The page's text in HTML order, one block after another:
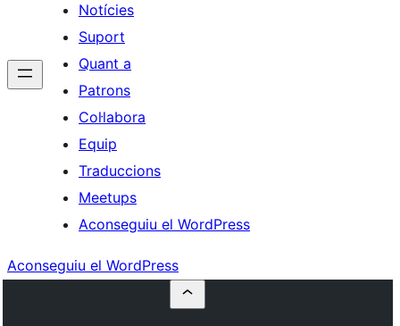
Notícies
Suport
Quant a
Patrons
Col·labora
Equip
Traduccions
Meetups
Aconseguiu el WordPress
Aconseguiu el WordPress